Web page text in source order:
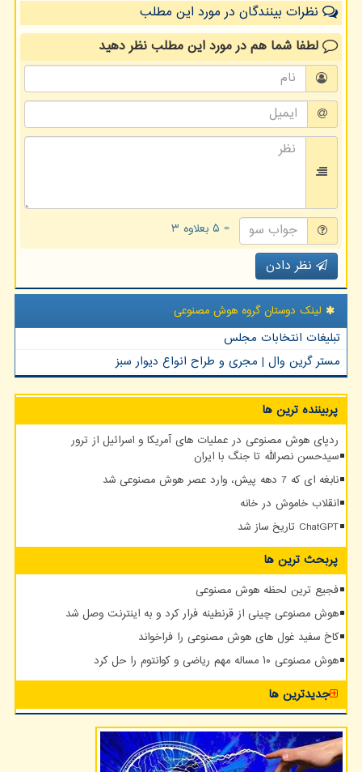
نظرات بینندگان در مورد این مطلب
لطفا شما همدر مورد این مطلبنظر دهید
= ۵ بعلاوه ۳
نظر دادن
لینک دوستان گروه هوش مصنوعی
تبلیغات انتخابات مجلس
مستر گرین وال | مجری و طراح انواع دیوار سبز
پربیننده ترین ها
ردپای هوش مصنوعی در عملیات های آمریکا و اسرائیل از ترور
سیدحسن نصرالله تا جنگ با ایران
نابغه ای که 7 دهه پیش، وارد عصر هوش مصنوعی شد
انقلاب خاموش در خانه
ChatGPT تاریخ ساز شد
پربحث ترین ها
فجیع ترین لحظه هوش مصنوعی
هوش مصنوعی چینی از قرنطینه فرار کرد و به اینترنت وصل شد
کاخ سفید غول های هوش مصنوعی را فراخواند
هوش مصنوعی ۱۰ مساله مهم ریاضی و کوانتوم را حل کرد
جدیدترین ها